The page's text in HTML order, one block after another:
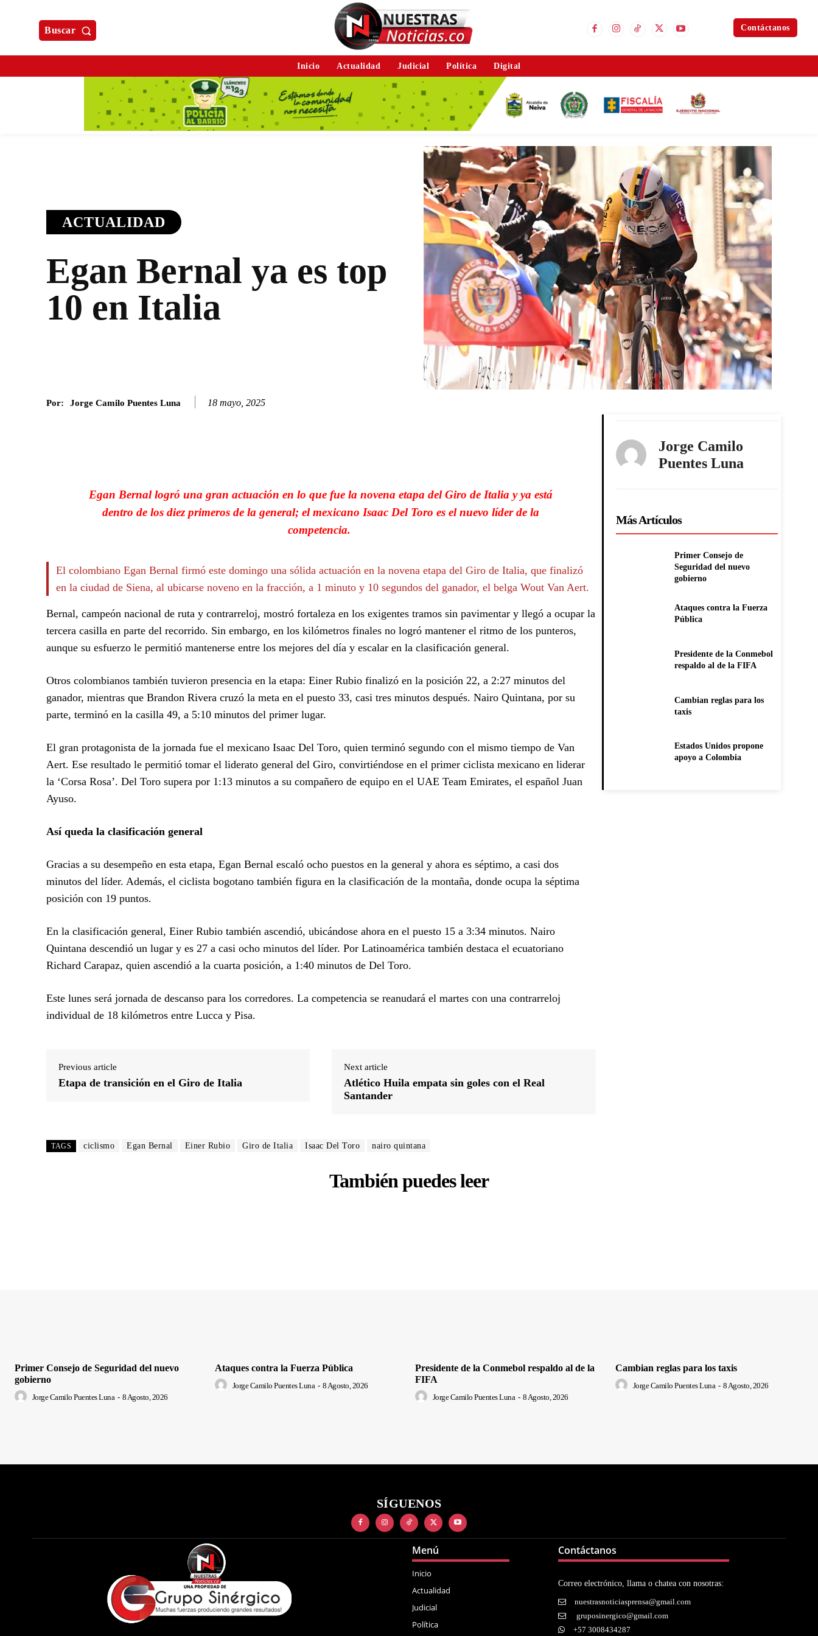
Buscar Contáctanos
Inicio Actualidad Judicial Política Digital
ACTUALIDAD
Egan Bernal ya es top
10 en Italia
Por: Jorge Camilo Puentes Luna 18 mayo, 2025
Egan Bernal logró una gran actuación en lo que fue la novena etapa del Giro de Italia y ya está
dentro de los diez primeros de la general; el mexicano Isaac Del Toro es el nuevo líder de la
competencia.
El colombiano Egan Bernal firmó este domingo una sólida actuación en la novena etapa del Giro de Italia, que finalizó
en la ciudad de Siena, al ubicarse noveno en la fracción, a 1 minuto y 10 segundos del ganador, el belga Wout Van Aert.
Bernal, campeón nacional de ruta y contrarreloj, mostró fortaleza en los exigentes tramos sin pavimentar y llegó a ocupar la
tercera casilla en parte del recorrido. Sin embargo, en los kilómetros finales no logró mantener el ritmo de los punteros,
aunque su esfuerzo le permitió mantenerse entre los mejores del día y escalar en la clasificación general.
Otros colombianos también tuvieron presencia en la etapa: Einer Rubio finalizó en la posición 22, a 2:27 minutos del
ganador, mientras que Brandon Rivera cruzó la meta en el puesto 33, casi tres minutos después. Nairo Quintana, por su
parte, terminó en la casilla 49, a 5:10 minutos del primer lugar.
El gran protagonista de la jornada fue el mexicano Isaac Del Toro, quien terminó segundo con el mismo tiempo de Van
Aert. Ese resultado le permitió tomar el liderato general del Giro, convirtiéndose en el primer ciclista mexicano en liderar
la ‘Corsa Rosa’. Del Toro supera por 1:13 minutos a su compañero de equipo en el UAE Team Emirates, el español Juan
Ayuso.
Así queda la clasificación general
Gracias a su desempeño en esta etapa, Egan Bernal escaló ocho puestos en la general y ahora es séptimo, a casi dos
minutos del líder. Además, el ciclista bogotano también figura en la clasificación de la montaña, donde ocupa la séptima
posición con 19 puntos.
En la clasificación general, Einer Rubio también ascendió, ubicándose ahora en el puesto 15 a 3:34 minutos. Nairo
Quintana descendió un lugar y es 27 a casi ocho minutos del líder. Por Latinoamérica también destaca el ecuatoriano
Richard Carapaz, quien ascendió a la cuarta posición, a 1:40 minutos de Del Toro.
Este lunes será jornada de descanso para los corredores. La competencia se reanudará el martes con una contrarreloj
individual de 18 kilómetros entre Lucca y Pisa.
Previous article
Etapa de transición en el Giro de Italia
Next article
Atlético Huila empata sin goles con el Real
Santander
TAGS ciclismo Egan Bernal Einer Rubio Giro de Italia Isaac Del Toro nairo quintana
Jorge Camilo
Puentes Luna
Más Artículos
Primer Consejo de
Seguridad del nuevo
gobierno
Ataques contra la Fuerza
Pública
Presidente de la Conmebol
respaldo al de la FIFA
Cambian reglas para los
taxis
Estados Unidos propone
apoyo a Colombia
También puedes leer
Primer Consejo de Seguridad del nuevo
gobierno
Jorge Camilo Puentes Luna - 8 Agosto, 2026
Ataques contra la Fuerza Pública
Jorge Camilo Puentes Luna - 8 Agosto, 2026
Presidente de la Conmebol respaldo al de la
FIFA
Jorge Camilo Puentes Luna - 8 Agosto, 2026
Cambian reglas para los taxis
Jorge Camilo Puentes Luna - 8 Agosto, 2026
SÍGUENOS
Menú
Inicio
Actualidad
Judicial
Política
Contáctanos
Correo electrónico, llama o chatea con nosotras:
nuestrasnoticiasprensa@gmail.com
gruposinergico@gmail.com
+57 3008434287